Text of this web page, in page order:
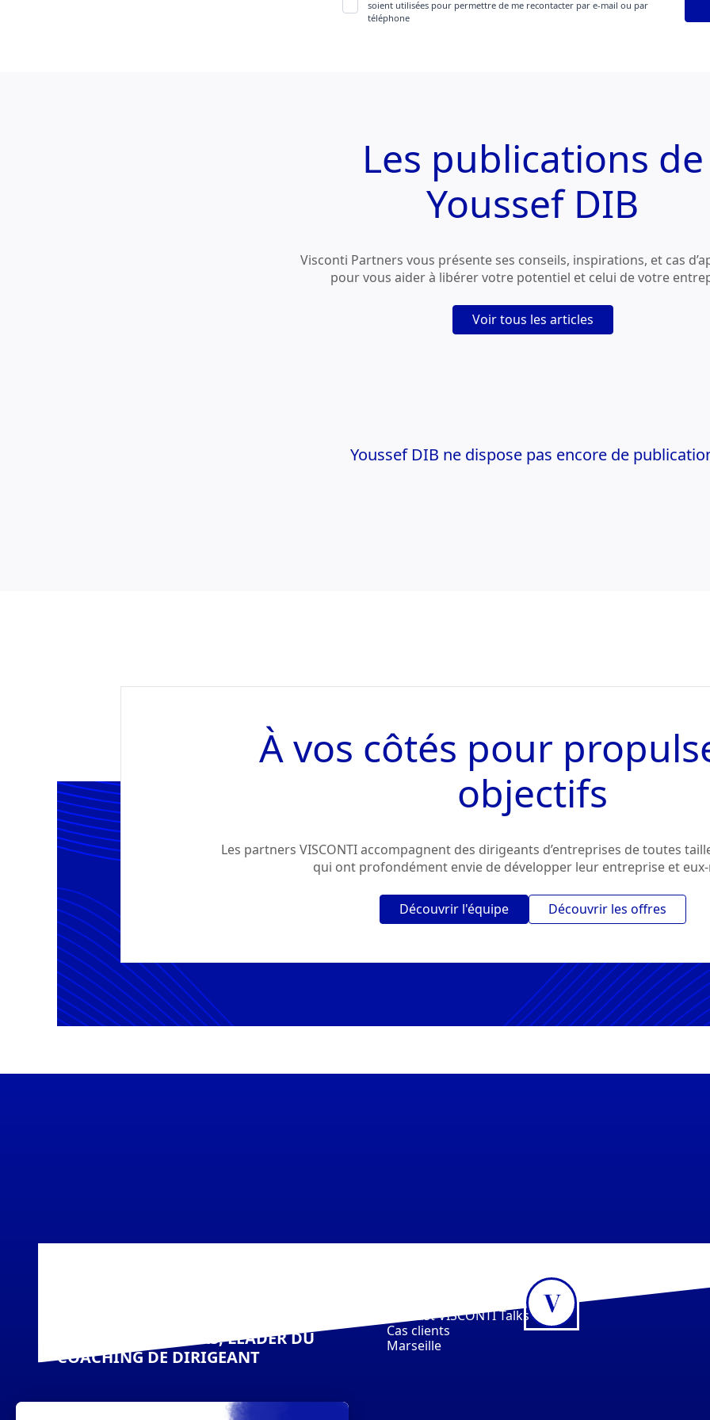
soient utilisées pour permettre de me recontacter par e-mail ou par
téléphone
Les publications de
Youssef DIB
Visconti Partners vous présente ses conseils, inspirations, et cas
pour vous aider à libérer votre potentiel et celui de votre
Voir tous les articles
Youssef DIB ne dispose pas encore de
À vos côtés pour
objectifs
Les partners VISCONTI accompagnent des dirigeants d’entreprises de toutes
qui ont profondément envie de développer leur entreprise et
Découvrir l'équipe Découvrir les offres
VISCONTI PARTNERS, LEADER DU
COACHING DE DIRIGEANT
9 Avenue Marceau, 75116 Paris
Podcast VISCONTI Talks
Cas clients
Marseille